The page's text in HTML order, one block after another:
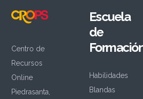
Centro de
Recursos
Online
Piedrasanta,
Escuela
de
Habilidades
Blandas